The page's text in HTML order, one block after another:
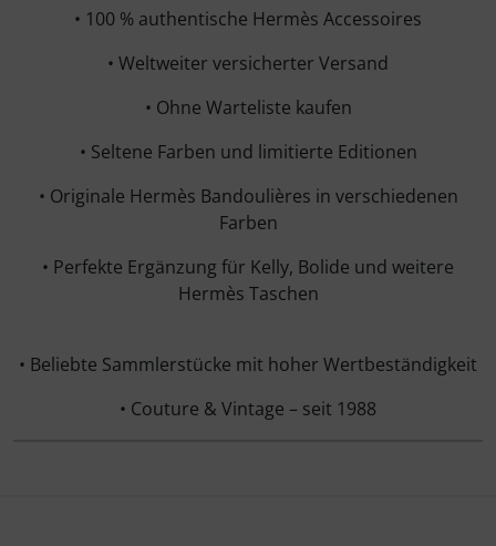
• 100 % authentische Hermès Accessoires
• Weltweiter versicherter Versand
• Ohne Warteliste kaufen
• Seltene Farben und limitierte Editionen
• Originale Hermès Bandoulières in verschiedenen
Farben
• Perfekte Ergänzung für Kelly, Bolide und weitere
Hermès Taschen
• Beliebte Sammlerstücke mit hoher Wertbeständigkeit
• Couture & Vintage – seit 1988